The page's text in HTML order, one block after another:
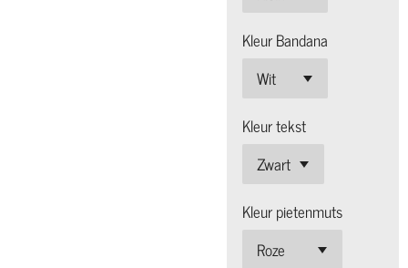
Kleur Bandana
Kleur tekst
Kleur pietenmuts